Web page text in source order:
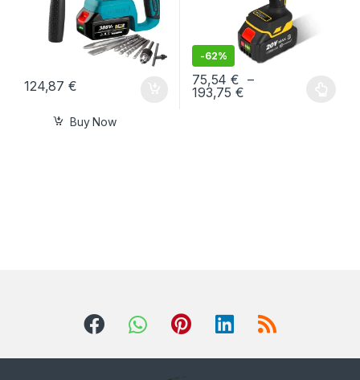
124,87€
Buy Now
-62%
75,54€ –
193,75€